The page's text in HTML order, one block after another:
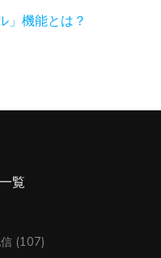
」機能とは？
覧
(107)